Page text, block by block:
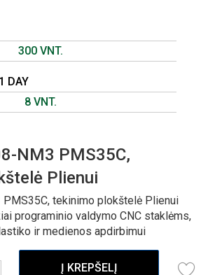
300 VNT.
DAY
8 VNT.
NM3 PMS35C,
Plienui
tekinimo plokštelė Plienui
programinio valdymo CNC staklėms,
ir medienos apdirbimui
Į KREPŠELĮ